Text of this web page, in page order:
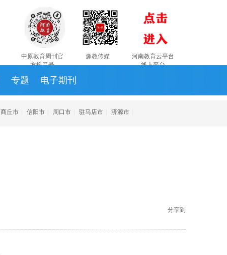
中原教育周刊官
方抖音号
豫教传媒
河南教育云平台
线上平台
专题 电子期刊
商丘市 信阳市 周口市 驻马店市 济源市
分享到